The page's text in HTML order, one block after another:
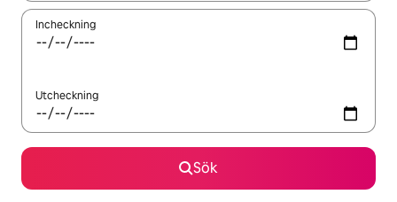
Incheckning
Utcheckning
Sök